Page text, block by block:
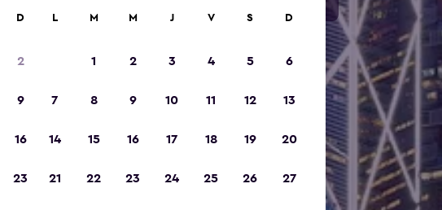
D
2
9
16
23
L M M J V S D
1 2 3 4 5 6
7 8 9 10 11 12 13
14 15 16 17 18 19 20
21 22 23 24 25 26 27